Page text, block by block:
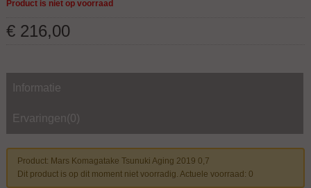
Product is niet op voorraad
€ 216,00
Informatie
Ervaringen(0)
Product: Mars Komagatake Tsunuki Aging 2019 0,7
Dit product is op dit moment niet voorradig. Actuele voorraad: 0